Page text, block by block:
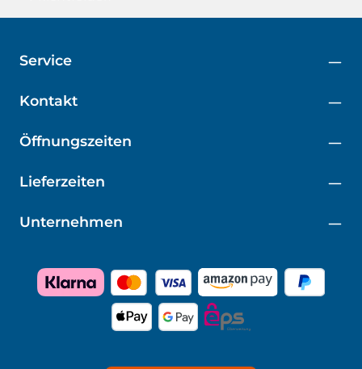
Kontakt
Öffnungszeiten
Service
Unternehmen
Lieferzeiten